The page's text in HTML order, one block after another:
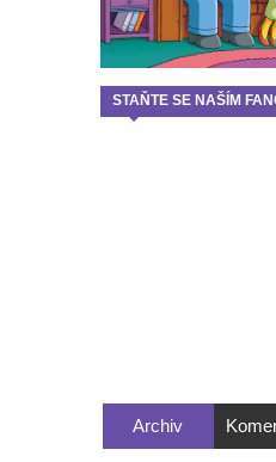
STAŇTE SE NAŠÍM
Archiv